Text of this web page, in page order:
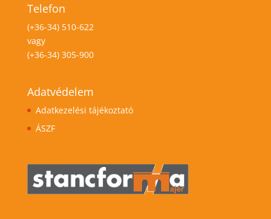
Telefon
(+36-34) 510-622
vagy
(+36-34) 305-900
Adatvédelem
Adatkezelési tájékoztató
ÁSZF